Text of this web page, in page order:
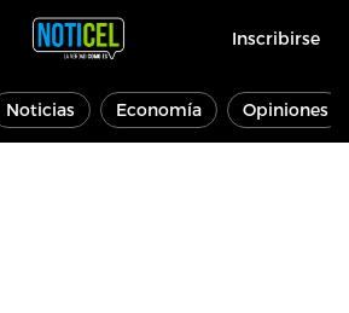
Inscribirse
Noticias Economía Opiniones